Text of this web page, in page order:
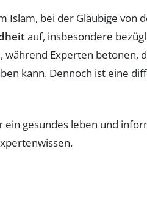
Islam, bei der Gläubige von
auf, insbesondere
Experten
kann. Dennoch ist eine